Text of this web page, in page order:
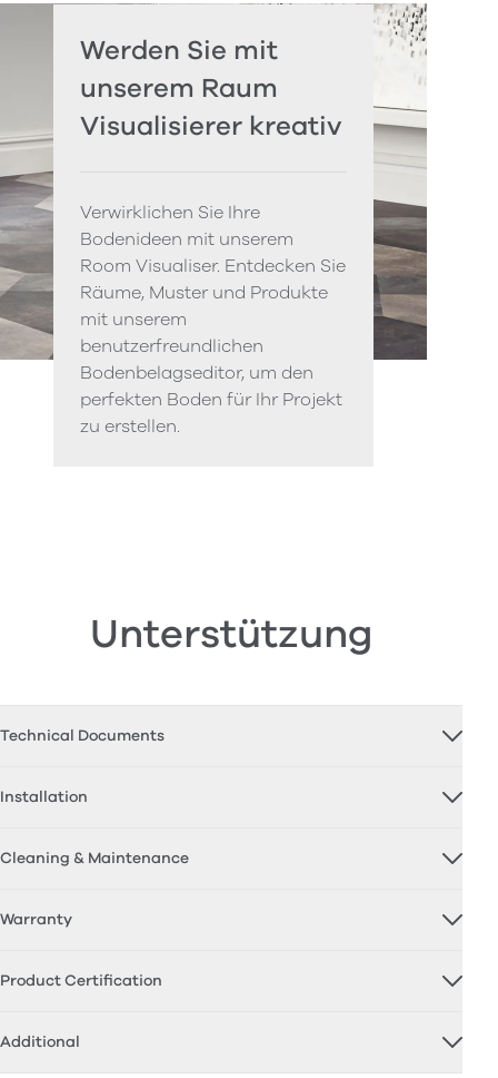
Werden Sie mit
unserem Raum
Visualisierer kreativ
Verwirklichen Sie Ihre
Bodenideen mit unserem
Room Visualiser. Entdecken Sie
Räume, Muster und Produkte
mit unserem
benutzerfreundlichen
Bodenbelagseditor, um den
perfekten Boden für Ihr Projekt
zu erstellen.
Unterstützung
Technical Documents
Installation
Cleaning & Maintenance
Warranty
Product Certification
Additional